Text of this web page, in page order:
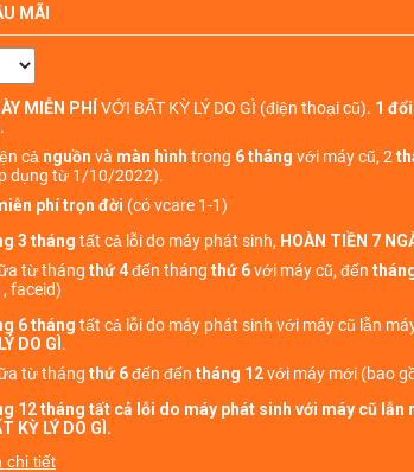
MÃI
MIỄN PHÍ VỚI BẤT KỲ LÝ DO GÌ (điện thoại cũ). 1 đổi
cả nguồn và màn hình trong 6 tháng với máy cũ, 2
dụng từ 1/10/2022).
phí trọn đời (có vcare 1-1)
3 tháng tất cả lỗi do máy phát sinh, HOÀN TIỀN 7
từ tháng thứ 4đến tháng thứ 6với máy cũ, đến
faceid)
6 tháng tất cả lỗi do máy phát sinh với máy cũ lẫn
DO GÌ .
từ tháng thứ 6đến đến tháng 12với máy mới (bao
12 tháng tất cả lỗi do máy phát sinh với máy cũ lẫn
KỲ LÝ DO GÌ.
chi tiết